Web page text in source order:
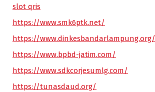
slot qris
https://www.smk6ptk.net/
https://www.dinkesbandarlampung.org/
https://www.bpbd-jatim.com/
https://www.sdkcorjesumlg.com/
https://tunasdaud.org/